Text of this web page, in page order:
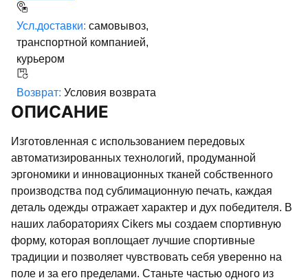
Усл.доставки: самовывоз,
транспортной компанией,
курьером
Возврат: Условия возврата
ОПИСАНИЕ
Изготовленная с использованием передовых
автоматизированных технологий, продуманной
эргономики и инновационных тканей собственного
производства под сублимационную печать, каждая
деталь одежды отражает характер и дух победителя. В
наших лабораториях Cikers мы создаем спортивную
форму, которая воплощает лучшие спортивные
традиции и позволяет чувствовать себя уверенно на
поле и за его пределами. Станьте частью одного из